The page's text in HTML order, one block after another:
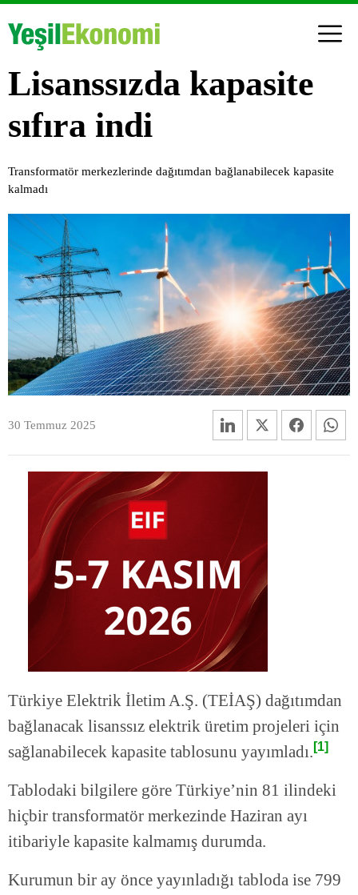
Lisanssızda kapasite
sıfıra indi
Transformatör merkezlerinde dağıtımdan bağlanabilecek kapasite
kalmadı
30 Temmuz 2025
Türkiye Elektrik İletim A.Ş. (TEİAŞ) dağıtımdan
bağlanacak lisanssız elektrik üretim projeleri için
sağlanabilecek kapasite tablosunu yayımladı. [1]
Tablodaki bilgilere göre Türkiye’nin 81 ilindeki
hiçbir transformatör merkezinde Haziran ayı
itibariyle kapasite kalmamış durumda.
Kurumun bir ay önce yayınladığı tabloda ise 799